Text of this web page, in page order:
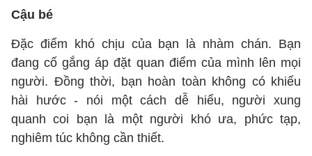
Cậu bé
Đặc điểm khó chịu của bạn là nhàm chán. Bạn
đang cố gắng áp đặt quan điểm của mình lên mọi
người. Đồng thời, bạn hoàn toàn không có khiếu
hài hước - nói một cách dễ hiểu, người xung
quanh coi bạn là một người khó ưa, phức tạp,
nghiêm túc không cần thiết.